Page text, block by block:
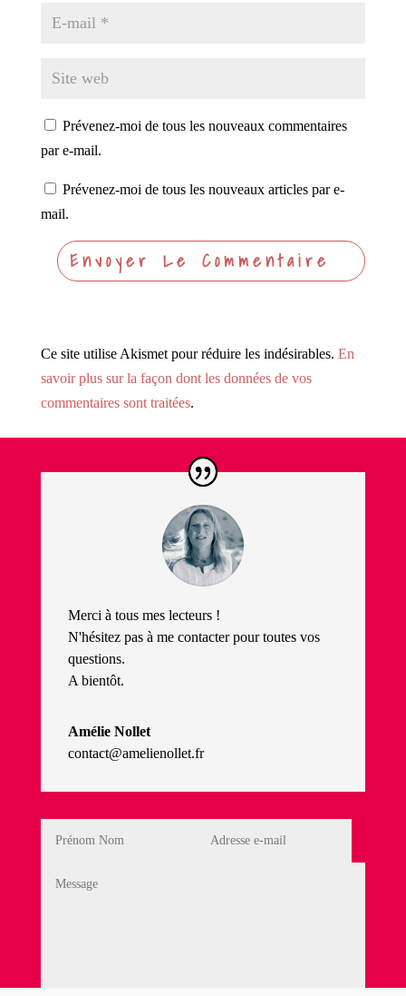
Prévenez-moi de tous les nouveaux commentaires
par e-mail.
Prévenez-moi de tous les nouveaux articles par e-
mail.
Ce site utilise Akismet pour réduire les indésirables. En
savoir plus sur la façon dont les données de vos
commentaires sont traitées.
Merci à tous mes lecteurs !
N'hésitez pas à me contacter pour toutes vos
questions.
A bientôt.
Amélie Nollet
contact@amelienollet.fr